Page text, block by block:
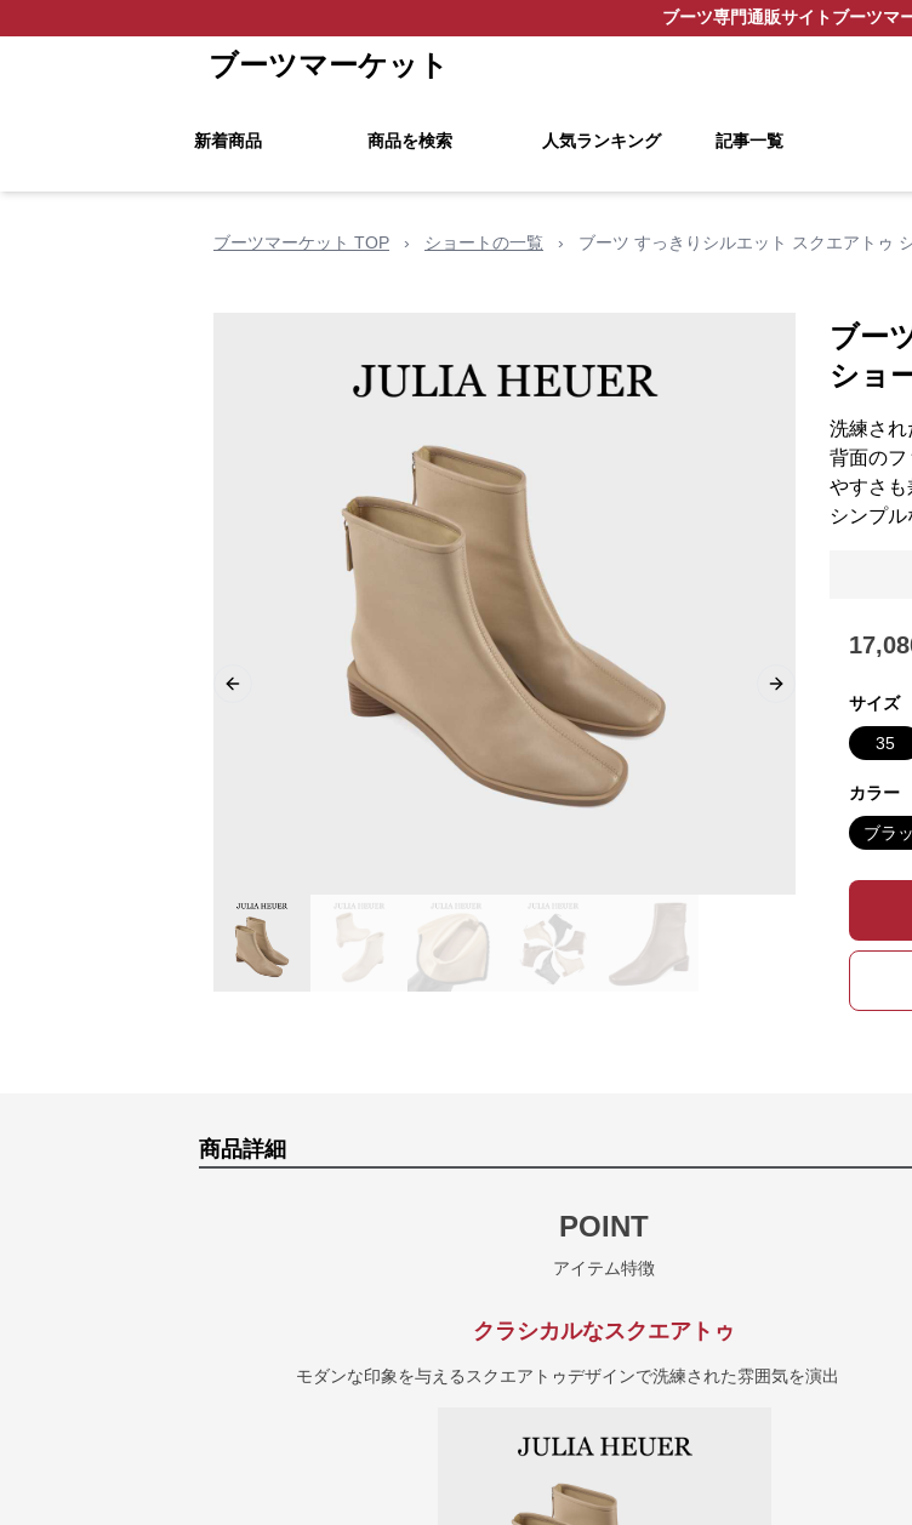
ブーツ専門通販サイトブーツマ
ブーツマーケット
新着商品 商品を検索 人気ランキング 記事一覧
ブーツマーケット TOP › ショートの一覧 › ブーツ すっきりシルエット スクエアトゥ
Previous slide Next slide
ブー
ショ
洗練され
背面のフ
やすさも
シンプ
サイズ
35
カラー
ブラ
商品詳細
POINT
アイテム特徴
クラシカルなスクエアトゥ
モダンな印象を与えるスクエアトゥデザインで洗練された雰囲気を演出